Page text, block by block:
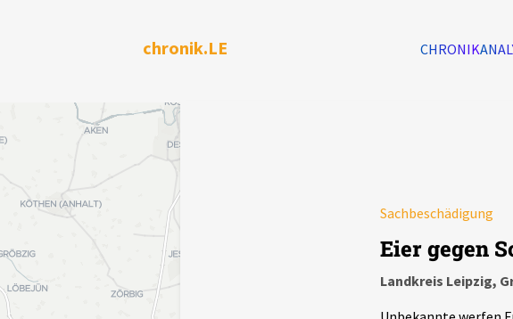
chronik.LE CHRONIK
Sachbeschädigung
Eier gegen
Landkreis Leipzig,